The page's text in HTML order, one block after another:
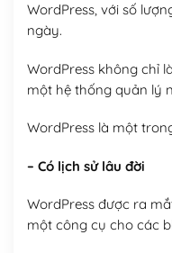
WordPress, với số
ngày.
WordPress không chỉ
một hệ thống quản lý
WordPress là một
– Có lịch sử lâu đời
WordPress được ra
một công cụ cho các